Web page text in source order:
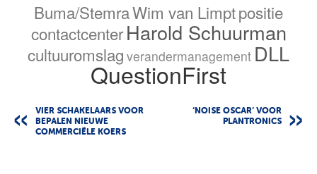
Buma/StemraWim van Limptpositie
contactcenter Harold Schuurman
cultuuromslag verandermanagement DLL
QuestionFirst
VIER SCHAKELAARS VOOR
BEPALEN NIEUWE
COMMERCIËLE KOERS
‘NOISE OSCAR’ VOOR
PLANTRONICS